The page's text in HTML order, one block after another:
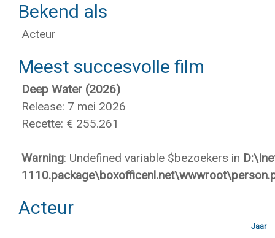
Bekend als
Acteur
Meest succesvolle film
Deep Water (2026)
Release: 7 mei 2026
Recette: € 255.261
Warning: Undefined variable $bezoekers in
Acteur
Jaar